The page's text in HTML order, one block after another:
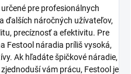
pre profesionálnych
ďalších náročných užívateľov,
precíznosť a efektivitu. Pre
Festool náradia príliš vysoká,
Ak hľadáte špičkové náradie,
vám prácu, Festool je